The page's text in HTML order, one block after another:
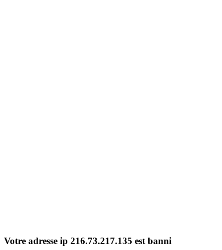
Votre adresse ip 216.73.217.135 est banni